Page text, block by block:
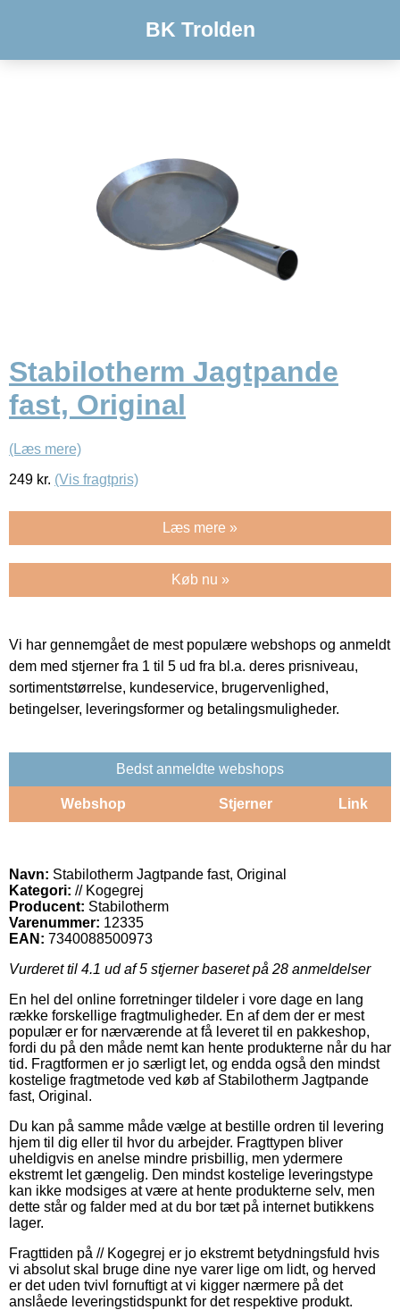
BK Trolden
Stabilotherm Jagtpande
fast, Original
(Læs mere)
249 kr. (Vis fragtpris)
Læs mere »
Køb nu »
Vi har gennemgået de mest populære webshops og anmeldt
dem med stjerner fra 1 til 5 ud fra bl.a. deres prisniveau,
sortimentstørrelse, kundeservice, brugervenlighed,
betingelser, leveringsformer og betalingsmuligheder.
Bedst anmeldte webshops
Webshop Stjerner Link
Navn: Stabilotherm Jagtpande fast, Original
Kategori: // Kogegrej
Producent: Stabilotherm
Varenummer: 12335
EAN: 7340088500973
Vurderet til 4.1 ud af 5 stjerner baseret på 28 anmeldelser
En hel del online forretninger tildeler i vore dage en lang
række forskellige fragtmuligheder. En af dem der er mest
populær er for nærværende at få leveret til en pakkeshop,
fordi du på den måde nemt kan hente produkterne når du har
tid. Fragtformen er jo særligt let, og endda også den mindst
kostelige fragtmetode ved køb af Stabilotherm Jagtpande
fast, Original.
Du kan på samme måde vælge at bestille ordren til levering
hjem til dig eller til hvor du arbejder. Fragttypen bliver
uheldigvis en anelse mindre prisbillig, men ydermere
ekstremt let gængelig. Den mindst kostelige leveringstype
kan ikke modsiges at være at hente produkterne selv, men
dette står og falder med at du bor tæt på internet butikkens
lager.
Fragttiden på // Kogegrej er jo ekstremt betydningsfuld hvis
vi absolut skal bruge dine nye varer lige om lidt, og herved
er det uden tvivl fornuftigt at vi kigger nærmere på det
anslåede leveringstidspunkt for det respektive produkt.